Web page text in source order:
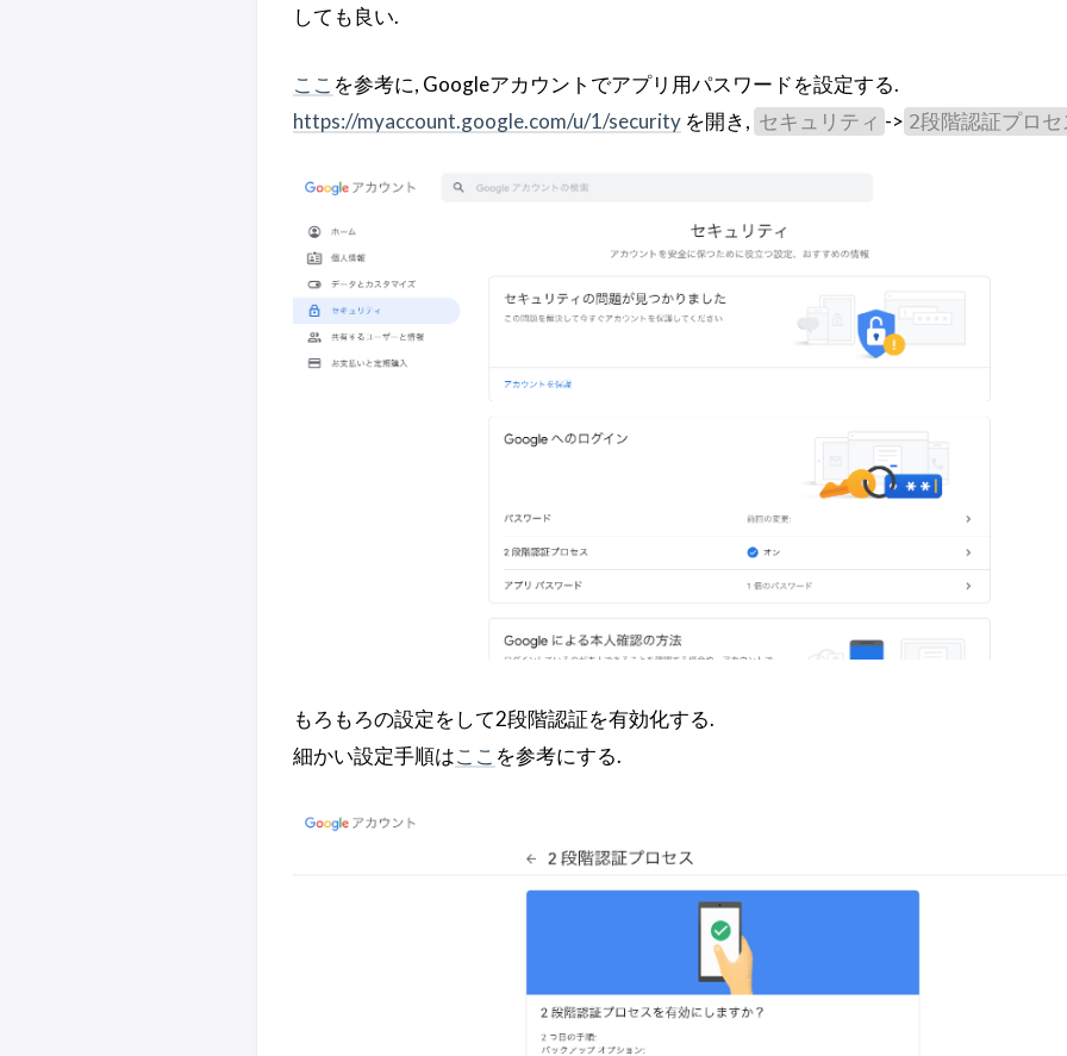
しても良い.
ここ を参考に, Googleアカウントでアプリ用パスワードを設定する.
https://myaccount.google.com/u/1/securityを開き, セキュリティ -> 2段階認証プロセ
もろもろの設定をして2段階認証を有効化する.
細かい設定手順はここ を参考にする.